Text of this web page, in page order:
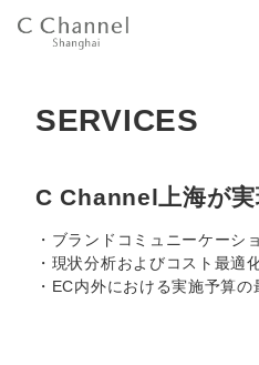
SERVICES
C Channel上海が
・ブランドコミュニーケーシ
・現状分析およびコスト最適
・EC内外における実施予算